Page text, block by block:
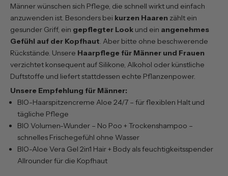
Männer wünschen sich Pflege, die schnell wirkt und einfach
anzuwenden ist. Besonders bei kurzen Haaren zählt ein
gesunder Griff, ein gepflegter Look und ein angenehmes
Gefühl auf der Kopfhaut. Aber bitte ohne beschwerende
Rückstände. Unsere Haarpflege für Männer und Frauen
verzichtet konsequent auf Silikone, Alkohol oder künstliche
Duftstoffe und liefert stattdessen echte Pflanzenpower.
Unsere Empfehlung für Männer:
BIO-Haarspitzencreme Aloe 24/7 – für flexiblen Halt und
tägliche Pflege
BIO Volumen-Wunder – No Poo + Trockenshampoo –
schnelles Frischegefühl ohne Wasser
BIO-Aloe Vera Gel 2in1 Hair + Body als feuchtigkeitsspender
Allrounder für die Kopfhaut